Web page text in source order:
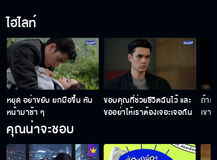
ไฮไลท์
หยุด อย่าขยับ ยกมือขึ้น หัน
หน้ามาช้า ๆ
ขอบคุณที่ช่วยชีวิตฉันไว้ และ
ขออย่าให้เราต้องเจอะเจอกัน
ถ้าเ
เขา
คุณน่าจะชอบ